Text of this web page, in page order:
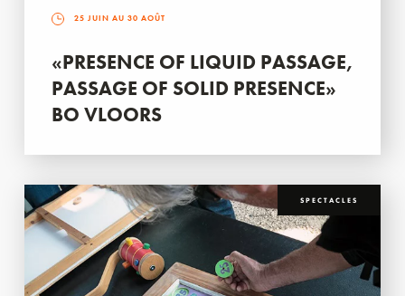
25 JUIN AU 30 AOÛT
«PRESENCE OF LIQUID PASSAGE,
PASSAGE OF SOLID PRESENCE»
BO VLOORS
SPECTACLES